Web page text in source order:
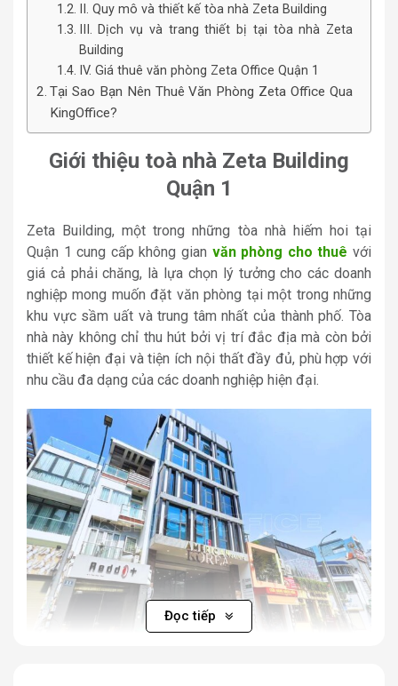
II. Quy mô và thiết kế tòa nhà Zeta Building
III. Dịch vụ và trang thiết bị tại tòa nhà Zeta
Building
IV. Giá thuê văn phòng Zeta Office Quận 1
Tại Sao Bạn Nên Thuê Văn Phòng Zeta Office Qua
KingOffice?
Giới thiệu toà nhà Zeta Building
Quận 1
Zeta Building, một trong những tòa nhà hiếm hoi tại
Quận 1 cung cấp không gian văn phòng cho thuê với
giá cả phải chăng, là lựa chọn lý tưởng cho các doanh
nghiệp mong muốn đặt văn phòng tại một trong những
khu vực sầm uất và trung tâm nhất của thành phố. Tòa
nhà này không chỉ thu hút bởi vị trí đắc địa mà còn bởi
thiết kế hiện đại và tiện ích nội thất đầy đủ, phù hợp với
nhu cầu đa dạng của các doanh nghiệp hiện đại.
Đọc tiếp